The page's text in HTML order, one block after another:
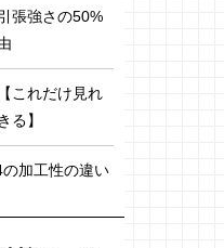
張強さの50%
これだけ見れ
る】
加工性の違い